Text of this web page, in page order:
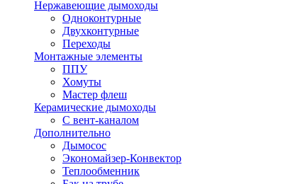
Нержавеющие дымоходы
Одноконтурные
Двухконтурные
Переходы
Монтажные элементы
ППУ
Хомуты
Мастер флеш
Керамические дымоходы
С вент-каналом
Дополнительно
Дымосос
Экономайзер-Конвектор
Теплообменник